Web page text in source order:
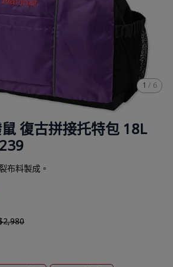
1 / 6
復古拼接托特包 18L
布料製成。